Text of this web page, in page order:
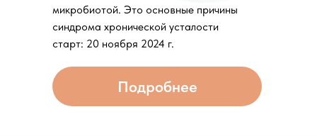
микробиотой. Это основные причины
синдрома хронической усталости
старт: 20 ноября 2024 г.
Подробнее